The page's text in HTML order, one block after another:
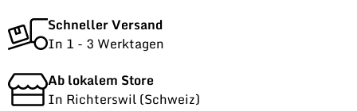
Schneller Versand
In 1 - 3 Werktagen
Ab lokalem Store
In Richterswil (Schweiz)